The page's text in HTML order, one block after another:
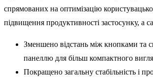
спрямованих на оптимізацію
підвищення продуктивності застосунку, а
Зменшено відстань між кнопками та
панеллю для більш компактного
Покращено загальну стабільність і